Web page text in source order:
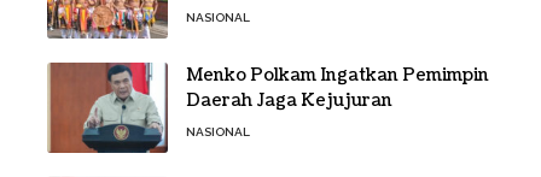
NASIONAL
Menko Polkam Ingatkan Pemimpin
Daerah Jaga Kejujuran
NASIONAL